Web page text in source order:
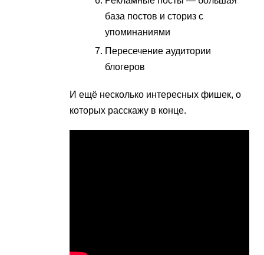
база постов и сториз с
упоминаниями
Пересечениеаудитории
блогеров
И ещё несколько интересных фишек, о
которых расскажу в конце.